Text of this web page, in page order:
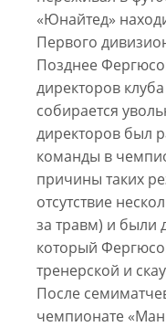
«Юнайтед»
Первого
Позднее
директоров
собирается
директоров был
команды в
причины таких
отсутствие
за травм) и были
который
тренерской и
После
чемпионате